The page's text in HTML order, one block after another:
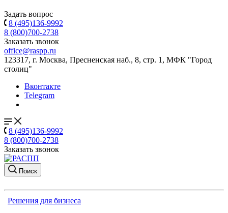
Задать вопрос
8 (495)136-9992
8 (800)700-2738
Заказать звонок
office@raspp.ru
123317, г. Москва, Пресненская наб., 8, стр. 1, МФК "Город
столиц"
Вконтакте
Telegram
8 (495)136-9992
8 (800)700-2738
Заказать звонок
Поиск
Решения для бизнеса